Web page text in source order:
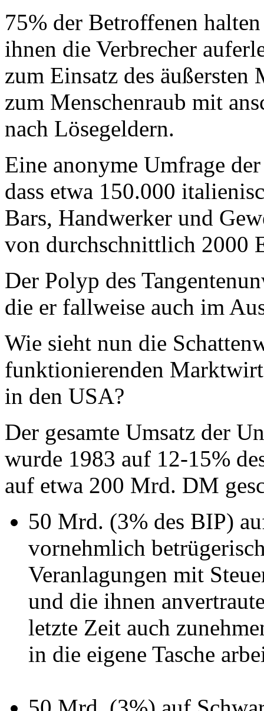
75% der Betroffenen
ihnen die Verbrecher
zum Einsatz des
zum Menschenraub mit
nach Lösegeldern.
Eine anonyme Umfrage
dass etwa 150.000
Bars, Handwerker und
von durchschnittlich 2000
Der Polyp des
die er fallweise auch im
Wie sieht nun die
funktionierenden
in den USA?
Der gesamte Umsatz der
wurde 1983 auf 12-15%
auf etwa 200 Mrd. DM
50 Mrd. (3% des BIP)
vornehmlich
Veranlagungen mit
und die ihnen
letzte Zeit auch
in die eigene Tasche